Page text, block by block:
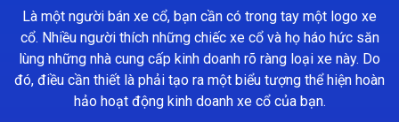
Là một người bán xe cổ, bạn cần có trong tay một logo xe
cổ. Nhiều người thích những chiếc xe cổ và họ háo hức săn
lùng những nhà cung cấp kinh doanh rõ ràng loại xe này. Do
đó, điều cần thiết là phải tạo ra một biểu tượng thể hiện hoàn
hảo hoạt động kinh doanh xe cổ của bạn.